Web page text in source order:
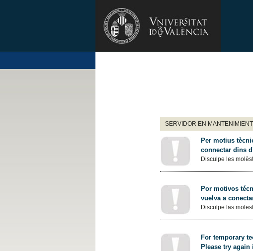
SERVIDOR EN
Per motius
connectar dins
Disculpe les
Por motivos
vuelva a
Disculpe las
For temporary
Please try again